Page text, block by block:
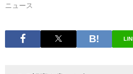
ニュース